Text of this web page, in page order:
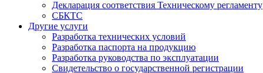
Декларация соответствия Техническому регламенту
СБКТС
Другие услуги
Разработка технических условий
Разработка паспорта на продукцию
Разработка руководства по эксплуатации
Свидетельство о государственной регистрации